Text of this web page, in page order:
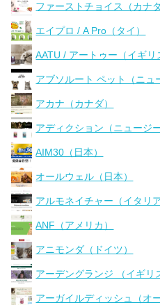
ファーストチョイス（カナダ
エイプロ / A Pro（タイ）
AATU / アートゥー（イギリ
アブソルート ペット（ニュ
アカナ（カナダ）
アディクション（ニュージ
AIM30（日本）
オールウェル（日本）
アルモネイチャー（イタリア
ANF（アメリカ）
アニモンダ（ドイツ）
アーデングランジ （イギリ
アーガイルディッシュ（オ